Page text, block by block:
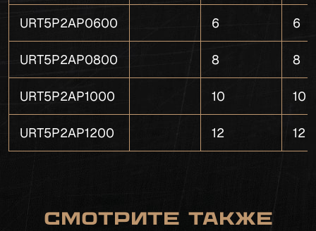
URT5P2AP0600 6 6
URT5P2AP0800 8 8
URT5P2AP1000 10 10
URT5P2AP1200 12 12
Смотрите также